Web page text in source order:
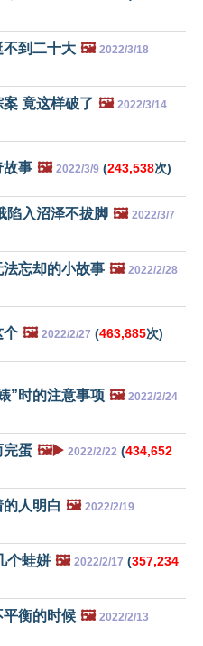
到二十大 🖼️ 2022/3/18
竟这样破了 🖼️ 2022/3/14
故事 🖼️ 2022/3/9 (243,538次)
陷入沼泽不拔脚 🖼️ 2022/3/7
忘却的小故事 🖼️ 2022/2/28
个 🖼️ 2022/2/27 (463,885次)
”时的注意事项 🖼️ 2022/2/24
完蛋 🖼️▶️ 2022/2/22 (434,652
人明白 🖼️ 2022/2/19
个蛙姘 🖼️ 2022/2/17 (357,234
衡的时候 🖼️ 2022/2/13